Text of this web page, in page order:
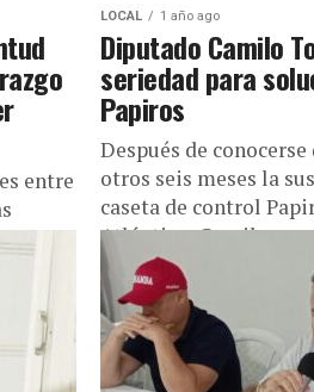
entre
LOCAL 1 año ago
Diputado Camilo
seriedad para
Papiros
Después de
otros seis meses la
caseta de control
Atlántico, Camilo...